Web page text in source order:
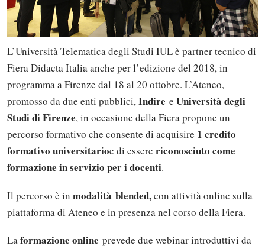
L’Università Telematica degli Studi IUL è partner tecnico di
Fiera Didacta Italia anche per l’edizione del 2018, in
programma a Firenze dal 18 al 20 ottobre. L’Ateneo,
promosso da due enti pubblici,Indire e Università degli
Studi di Firenze, in occasione della Fiera propone un
percorso formativo che consente di acquisire 1 credito
formativo universitarioe di essere riconosciuto come
formazione in servizio per i docenti.
Il percorso è in modalità blended,con attività online sulla
piattaforma di Ateneo e in presenza nel corso della Fiera.
Laformazione online prevede due webinar introduttivi da